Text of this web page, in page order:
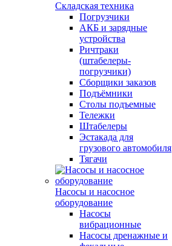
Складская техника
Погрузчики
АКБ и зарядные
устройства
Ричтраки
(штабелеры-
погрузчики)
Сборщики заказов
Подъёмники
Столы подъемные
Тележки
Штабелеры
Эстакада для
грузового автомобиля
Тягачи
Насосы и насосное
оборудование
Насосы
вибрационные
Насосы дренажные и